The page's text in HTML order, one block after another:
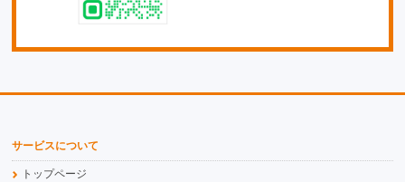
サービスについて
トップページ